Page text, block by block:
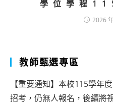
學位學程
2026
教師甄選專區
【重要通知】本校115學年
招考，仍無人報名，後續將